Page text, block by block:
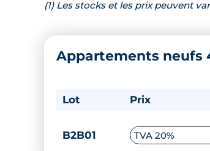
(1) Les stocks et les prix peuvent
Appartements neufs
Lot Prix
B2B01 TVA 20%